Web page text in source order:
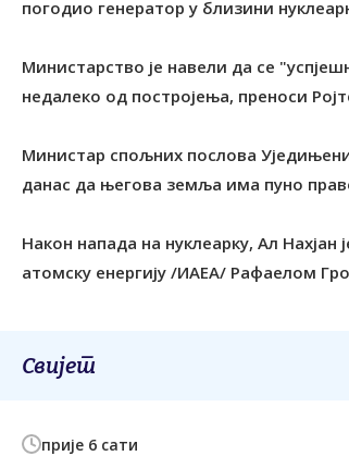
погодио генератор у близини
Министарство је навели да се
недалеко од постројења, преноси
Министар спољних послова
данас да његова земља има пуно
Након напада на нуклеарку, Ал
атомску енергију /ИАЕА/ Рафаелом
Свијет
прије 6 сати